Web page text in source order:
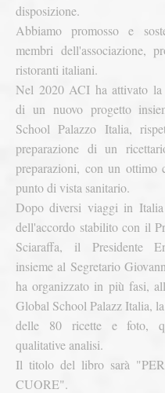
disposizione.
Abbiamo promosso e
membri dell'associazione,
ristoranti italiani.
Nel 2020 ACI ha attivato la
di un nuovo progetto
School Palazzo Italia,
preparazione di un
preparazioni, con un ottimo
punto di vista sanitario.
Dopo diversi viaggi in
dell'accordo stabilito con il
Sciaraffa, il Presidente
insieme al Segretario
ha organizzato in più fasi,
Global School Palazz Italia,
delle 80 ricette e foto,
qualitative analisi.
Il titolo del libro sarà
CUORE".